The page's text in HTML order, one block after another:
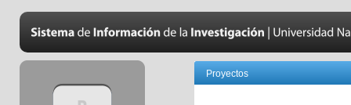
Proyectos